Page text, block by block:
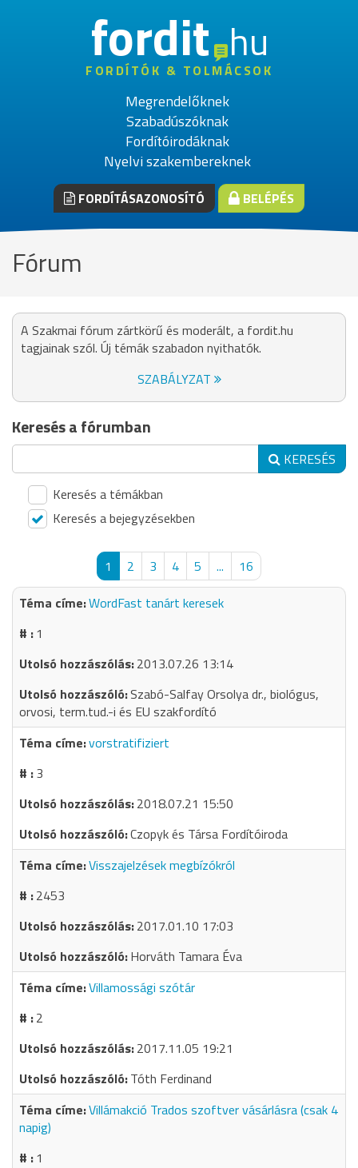
fordithu
FORDÍTÓK & TOLMÁCSOK
Megrendelőknek
Szabadúszóknak
Fordítóirodáknak
Nyelvi szakembereknek
FORDÍTÁSAZONOSÍTÓ BELÉPÉS
Fórum
A Szakmai fórum zártkörű és moderált, a fordit.hu
tagjainak szól. Új témák szabadon nyithatók.
SZABÁLYZAT
Keresés a fórumban
KERESÉS
Keresés a témákban
Keresés a bejegyzésekben
1 2 3 4 5 ...
16
WordFast tanárt keresek
1
2013.07.26 13:14
Szabó-Salfay Orsolya dr., biológus,
orvosi, term.tud.-i és EU szakfordító
vorstratifiziert
3
2018.07.21 15:50
Czopyk és Társa Fordítóiroda
Visszajelzések megbízókról
2453
2017.01.10 17:03
Horváth Tamara Éva
Villamossági szótár
2
2017.11.05 19:21
Tóth Ferdinand
Villámakció Trados szoftver vásárlásra (csak 4
napig)
1